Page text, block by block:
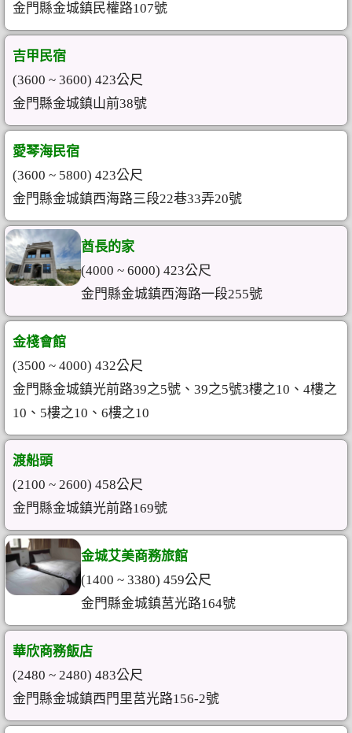
金門縣金城鎮民權路107號
吉甲民宿
(3600 ~ 3600) 423公尺
金門縣金城鎮山前38號
愛琴海民宿
(3600 ~ 5800) 423公尺
金門縣金城鎮西海路三段22巷33弄20號
酋長的家
(4000 ~ 6000) 423公尺
金門縣金城鎮西海路一段255號
金棧會館
(3500 ~ 4000) 432公尺
金門縣金城鎮光前路39之5號、39之5號3樓之10、4樓之
10、5樓之10、6樓之10
渡船頭
(2100 ~ 2600) 458公尺
金門縣金城鎮光前路169號
金城艾美商務旅館
(1400 ~ 3380) 459公尺
金門縣金城鎮莒光路164號
華欣商務飯店
(2480 ~ 2480) 483公尺
金門縣金城鎮西門里莒光路156-2號